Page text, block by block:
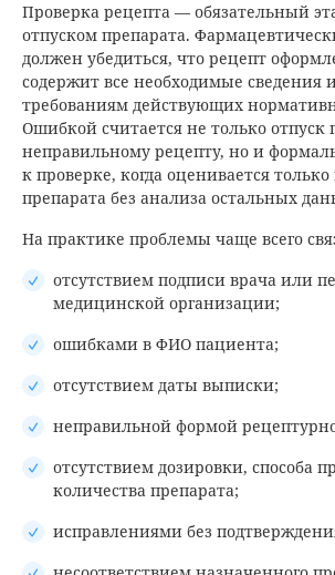
Проверка рецепта — обязательный
отпуском препарата.
должен убедиться, что рецепт
содержит все необходимые сведения
требованиям действующих
Ошибкой считается не только отпуск
неправильному рецепту, но и
к проверке, когда оценивается
препарата без анализа остальных
На практике проблемы чаще всего
отсутствием подписи врача или
медицинской организации;
ошибками в ФИО пациента;
отсутствием даты выписки;
неправильной формой
отсутствием дозировки, способа
количества препарата;
исправлениями без